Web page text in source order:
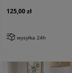
125,00 zł
wysyłka 24h